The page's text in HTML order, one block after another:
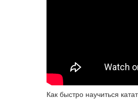
Как быстро научиться